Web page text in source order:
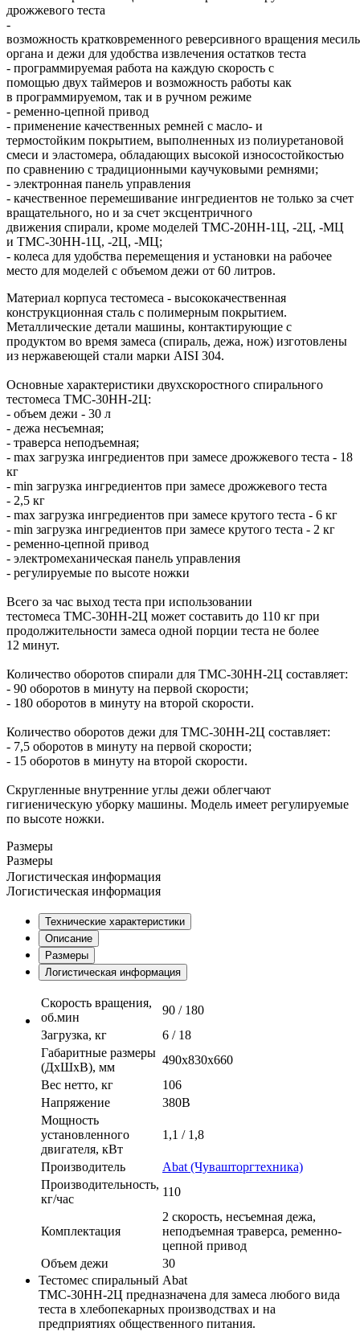
дрожжевого теста
-
возможность кратковременного реверсивного вращения
органа и дежи для удобства извлечения остатков теста
- программируемая работа на каждую скорость с
помощью двух таймеров и возможность работы как
в программируемом, так и в ручном режиме
- ременно-цепной привод
- применение качественных ремней с масло- и
термостойким покрытием, выполненных из полиуретановой
смеси и эластомера, обладающих высокой износостойкостью
по сравнению с традиционными каучуковыми ремнями;
- электронная панель управления
- качественное перемешивание ингредиентов не только за счет
вращательного, но и за счет эксцентричного
движения спирали, кроме моделей ТМС-20НН-1Ц, -2Ц, -МЦ
и ТМС-30НН-1Ц, -2Ц, -МЦ;
- колеса для удобства перемещения и установки на рабочее
место для моделей с объемом дежи от 60 литров.
Материал корпуса тестомеса - высококачественная
конструкционная сталь с полимерным покрытием.
Металлические детали машины, контактирующие с
продуктом во время замеса (спираль, дежа, нож) изготовлены
из нержавеющей стали марки AISI 304.
Основные характеристики двухскоростного спирального
тестомеса ТМС-30НН-2Ц:
- объем дежи - 30 л
- дежа несъемная;
- траверса неподъемная;
- max загрузка ингредиентов при замесе дрожжевого теста - 18
кг
- min загрузка ингредиентов при замесе дрожжевого теста
- 2,5 кг
- max загрузка ингредиентов при замесе крутого теста - 6 кг
- min загрузка ингредиентов при замесе крутого теста - 2 кг
- ременно-цепной привод
- электромеханическая панель управления
- регулируемые по высоте ножки
Всего за час выход теста при использовании
тестомеса ТМС-30НН-2Ц может составить до 110 кг при
продолжительности замеса одной порции теста не более
12 минут.
Количество оборотов спирали для ТМС-30НН-2Ц составляет:
- 90 оборотов в минуту на первой скорости;
​- 180 оборотов в минуту на второй скорости.
Количество оборотов дежи для ТМС-30НН-2Ц составляет:
- 7,5 оборотов в минуту на первой скорости;
- 15 оборотов в минуту на второй скорости.
Скругленные внутренние углы дежи облегчают
гигиеническую уборку машины. Модель имеет регулируемые
по высоте ножки.
Размеры
Размеры
Логистическая информация
Логистическая информация
Технические характеристики
Описание
Размеры
Логистическая информация
Скорость вращения,
об.мин
90 / 180
Загрузка, кг
6 / 18
Габаритные размеры
(ДхШхВ), мм
490х830х660
Вес нетто, кг
106
Напряжение
380В
Мощность
установленного
двигателя, кВт
1,1 / 1,8
Производитель
Abat (Чувашторгтехника)
Производительность,
кг/час
110
Комплектация
2 скорость, несъемная дежа,
неподъемная траверса, ременно-
цепной привод
Объем дежи
30
Тестомес спиральный Abat
ТМС-30НН-2Ц предназначена для замеса любого вида
теста в хлебопекарных производствах и на
предприятиях общественного питания.